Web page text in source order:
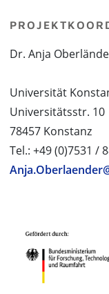
Dr. Anja
Universität
Universitätsstr. 10
78457 Konstanz
Tel.: +49 (0)7531 /